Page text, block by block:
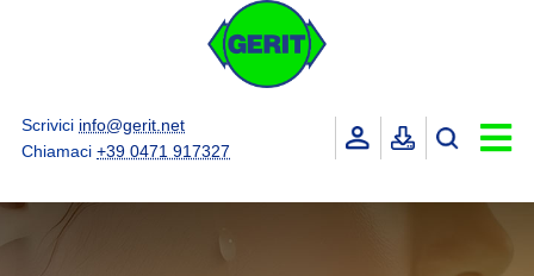
Scrivici info@gerit.net
Chiamaci +39 0471 917327